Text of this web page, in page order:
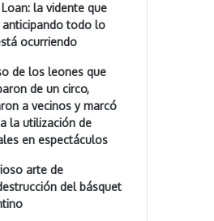
la vidente que
anticipando todo lo
ocurriendo
de los leones que
de un circo,
a vecinos y marcó
la utilización de
en espectáculos
arte de
del básquet